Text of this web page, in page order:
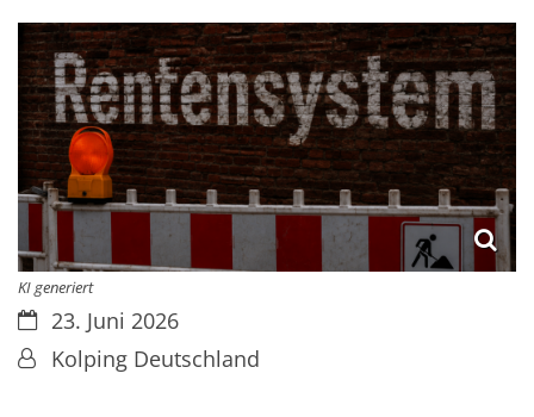
KI generiert
Datum:23. Juni 2026
Von:Kolping Deutschland